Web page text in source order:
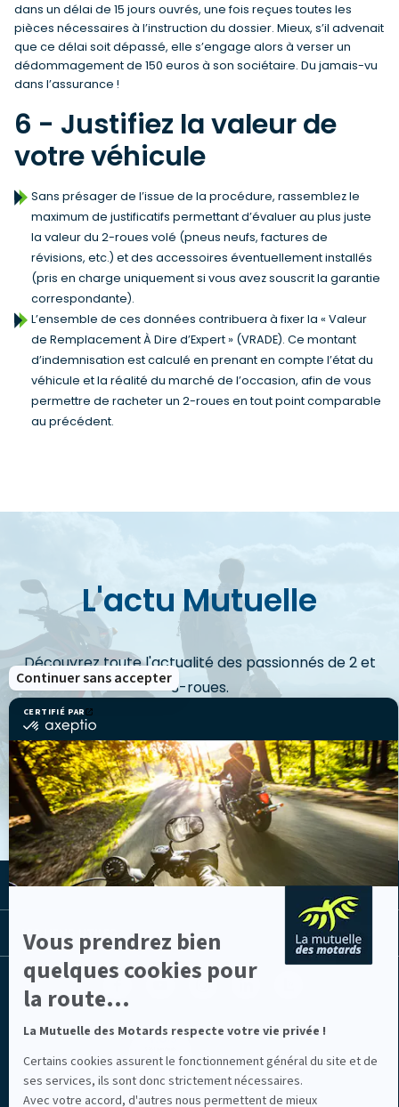
CERTIFIÉ PAR
certifié
Axeptio
-
En
savoir
plus
sur
Axeptio
Vous prendrez bien
quelques cookies pour
la route...
La Mutuelle des Motards respecte votre vie privée !
Certains cookies assurent le fonctionnement général du site et de
ses services, ils sont donc strictement nécessaires.
Avec votre accord, d'autres nous permettent de mieux
Continuer sans accepter
dans un délai de 15 jours ouvrés, une fois reçues toutes les
pièces nécessaires à l’instruction du dossier. Mieux, s’il advenait
que ce délai soit dépassé, elle s’engage alors à verser un
dédommagement de 150 euros à son sociétaire. Du jamais-vu
dans l’assurance !
6 - Justifiez la valeur de
votre véhicule
Sans présager de l’issue de la procédure, rassemblez le
maximum de justificatifs permettant d’évaluer au plus juste
la valeur du 2-roues volé (pneus neufs, factures de
révisions, etc.) et des accessoires éventuellement installés
(pris en charge uniquement si vous avez souscrit la garantie
correspondante).
L’ensemble de ces données contribuera à fixer la « Valeur
de Remplacement À Dire d’Expert » (VRADE). Ce montant
d’indemnisation est calculé en prenant en compte l’état du
véhicule et la réalité du marché de l’occasion, afin de vous
permettre de racheter un 2-roues en tout point comparable
au précédent.
L'actu Mutuelle
Découvrez toute l'actualité des passionnés de 2 et
3-roues.
VOIR LES ACTUS
LA MUTUELLE
LES LIENS UTILES
FacebookYoutubeInstagram
fenêtre)